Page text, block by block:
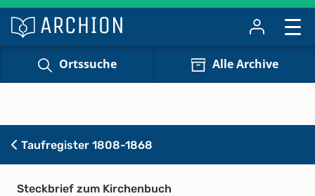
Ortssuche Alle Archive
Taufregister 1808-1868
Steckbrief zum Kirchenbuch